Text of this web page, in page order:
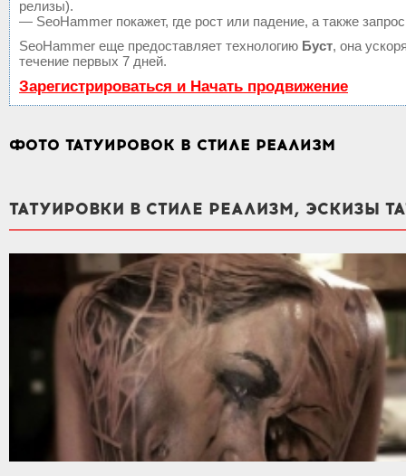
релизы).
— SeoHammer покажет, где рост или падение, а также
SeoHammer еще предоставляет технологию Буст, она
течение первых 7 дней.
Зарегистрироваться и Начать продвижение
ФОТО ТАТУИРОВОК В СТИЛЕ РЕАЛИЗМ
ТАТУИРОВКИ В СТИЛЕ РЕАЛИЗМ, ЭСКИЗЫ